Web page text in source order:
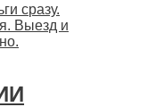
сразу.
Выезд и